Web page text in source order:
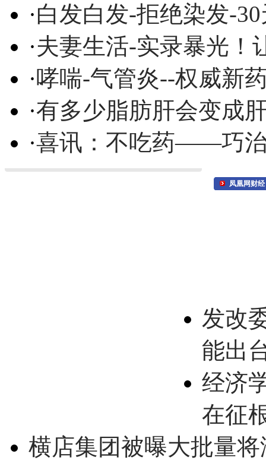
·白发白发-拒绝染发-
·夫妻生活-实录暴光！
·哮喘-气管炎--权威新
·有多少脂肪肝会变成
·喜讯：不吃药——巧
凤凰网财经
发改
能出
经济
在征
横店集团被曝大批量